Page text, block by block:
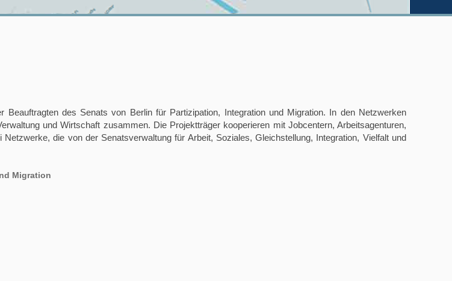
des Senats von Berlin für Partizipation, Integration und Migration. In den Netzwerken
und Wirtschaft zusammen. Die Projektträger kooperieren mit Jobcentern, Arbeitsagenturen,
die von der Senatsverwaltung für Arbeit, Soziales, Gleichstellung, Integration, Vielfalt und
Migration